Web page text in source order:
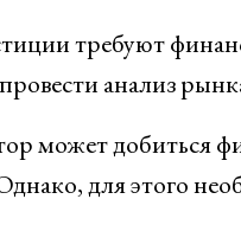
требуют
анализ
может добиться
для этого